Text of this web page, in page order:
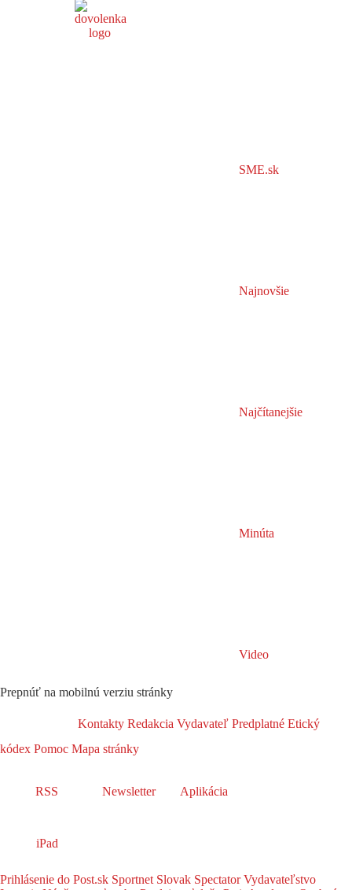
SME.sk
Najnovšie
Najčítanejšie
Minúta
Video
Prepnúť na mobilnú verziu stránky
Kontakty Redakcia Vydavateľ Predplatné Etický
kódex Pomoc Mapa stránky
RSS Newsletter Aplikácia
iPad
Prihlásenie do Post.sk Sportnet Slovak SpectatorVydavateľstvo